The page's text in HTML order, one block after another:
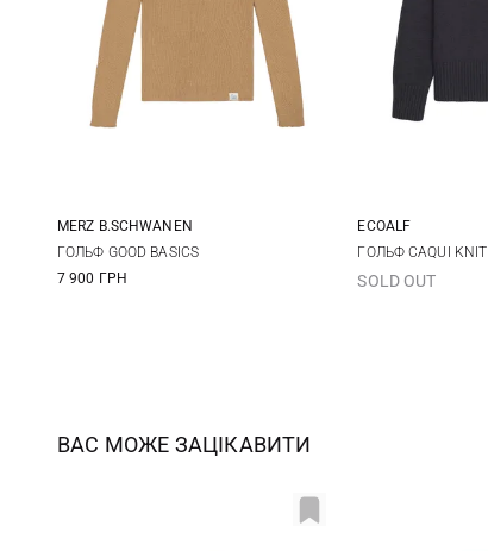
XS S
MERZ B.SCHWANEN
ГОЛЬФ GOOD BASICS
7 900 ГРН
XS S
ECOALF
ГОЛЬФ CAQUI KNIT
SOLD OUT
ВАС МОЖЕ ЗАЦІКАВИТИ